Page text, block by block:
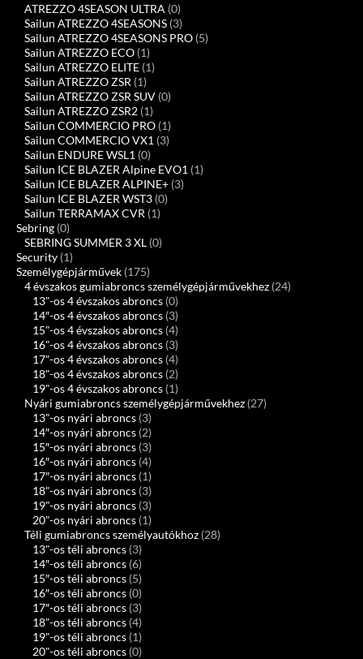
ATREZZO 4SEASON ULTRA (0)
Sailun ATREZZO 4SEASONS (3)
Sailun ATREZZO 4SEASONS PRO (5)
Sailun ATREZZO ECO (1)
Sailun ATREZZO ELITE (1)
Sailun ATREZZO ZSR (1)
Sailun ATREZZO ZSR SUV (0)
Sailun ATREZZO ZSR2 (1)
Sailun COMMERCIO PRO (1)
Sailun COMMERCIO VX1 (3)
Sailun ENDURE WSL1 (0)
Sailun ICE BLAZER Alpine EVO1 (1)
Sailun ICE BLAZER ALPINE+ (3)
Sailun ICE BLAZER WST3 (0)
Sailun TERRAMAX CVR (1)
Sebring (0)
SEBRING SUMMER 3 XL (0)
Security (1)
Személygépjárművek (175)
4 évszakos gumiabroncs személygépjárművekhez (24)
13"-os 4 évszakos abroncs (0)
14″-os 4 évszakos abroncs (3)
15"-os 4 évszakos abroncs (4)
16"-os 4 évszakos abroncs (3)
17"-os 4 évszakos abroncs (4)
18"-os 4 évszakos abroncs (2)
19"-os 4 évszakos abroncs (1)
Nyári gumiabroncs személygépjárművekhez (27)
13"-os nyári abroncs (3)
14″-os nyári abroncs (2)
15″-os nyári abroncs (3)
16″-os nyári abroncs (4)
17″-os nyári abroncs (1)
18"-os nyári abroncs (3)
19"-os nyári abroncs (3)
20"-os nyári abroncs (1)
Téli gumiabroncs személyautókhoz (28)
13"-os téli abroncs (3)
14″-os téli abroncs (6)
15″-os téli abroncs (5)
16″-os téli abroncs (0)
17″-os téli abroncs (3)
18"-os téli abroncs (4)
19"-os téli abroncs (1)
20"-os téli abroncs (0)